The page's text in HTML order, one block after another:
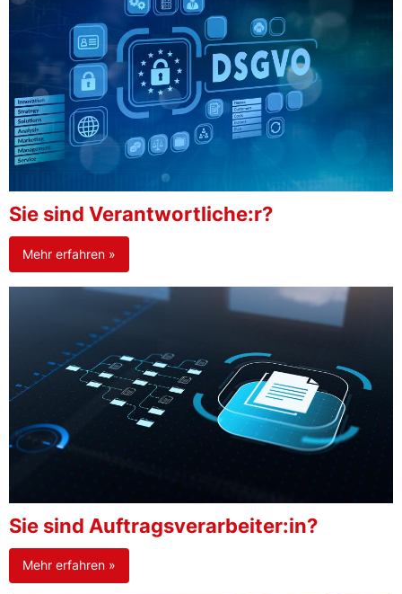
Sie sind Verantwortliche:r?
Mehr erfahren »
Sie sind Auftragsverarbeiter:in?
Mehr erfahren »